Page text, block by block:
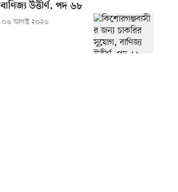
বাণিজ্য উত্তীর্ণ, পদ ৬৮
০৬ আগস্ট ২০২৬